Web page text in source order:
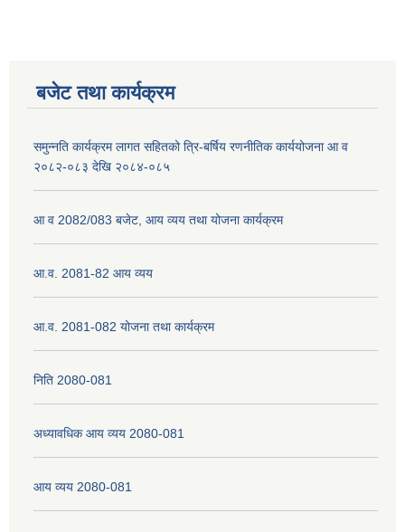
बजेट तथा कार्यक्रम
समुन्नति कार्यक्रम लागत सहितको त्रि-बर्षिय रणनीतिक कार्ययोजना आ व
२०८२-०८३ देखि २०८४-०८५
आ व 2082/083 बजेट, आय व्यय तथा योजना कार्यक्रम
आ.व. 2081-82 आय व्यय
आ.व. 2081-082 योजना तथा कार्यक्रम
निति 2080-081
अध्यावधिक आय व्यय 2080-081
आय व्यय 2080-081